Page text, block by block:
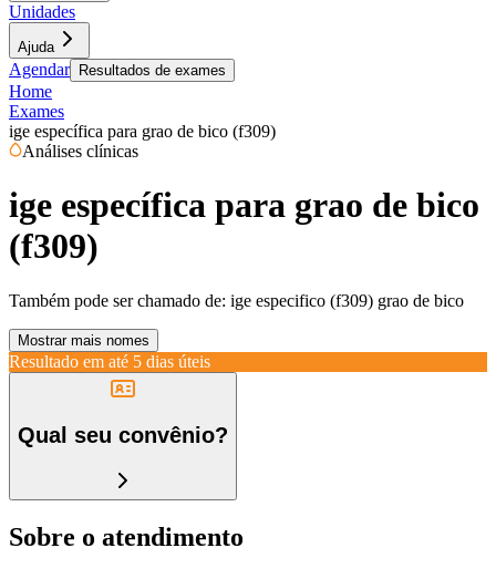
Unidades
Ajuda
Agendar Resultados de exames
Home
Exames
ige específica para grao de bico (f309)
Análises clínicas
ige específica para grao de bico
(f309)
Também pode ser chamado de: ige especifico (f309) grao de bico
Mostrar mais nomes
Resultado em até 5 dias úteis
Qual seu convênio?
Sobre o atendimento